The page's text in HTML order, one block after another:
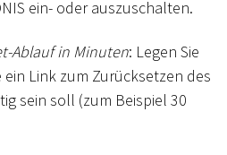
ein- oder auszuschalten.
Ablauf in Minuten: Legen Sie
ein Link zum Zurücksetzen des
sein soll (zum Beispiel 30